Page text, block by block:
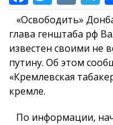
«Освободить»
глава генштаба рф
известен своими не
путину. Об этом
«Кремлевская
кремле.
По информации,